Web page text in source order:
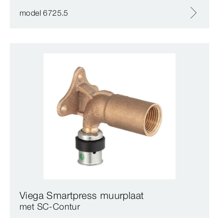
model 6725.5
Viega Smartpress muurplaat
met SC‑Contur